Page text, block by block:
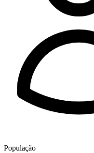
População